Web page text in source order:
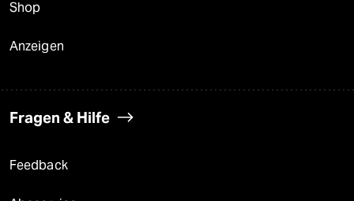
Shop
Anzeigen
Fragen & Hilfe
Feedback